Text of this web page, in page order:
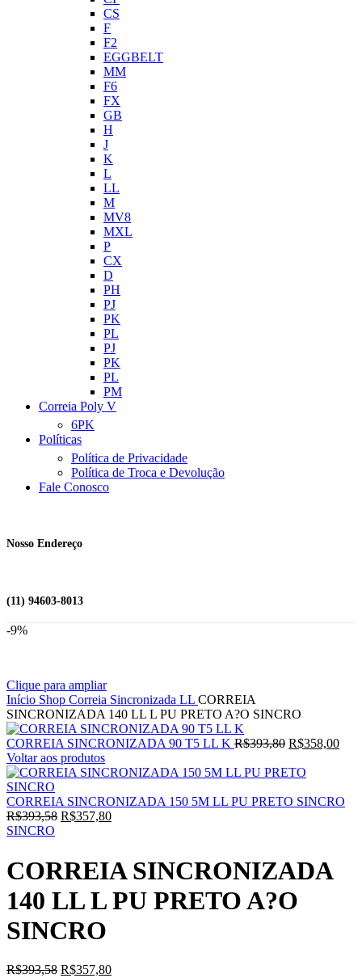
CS
F
F2
EGGBELT
MM
F6
FX
GB
H
J
K
L
LL
M
MV8
MXL
P
CX
D
PH
PJ
PK
PL
PJ
PK
PL
PM
Correia Poly V
6PK
Políticas
Política de Privacidade
Política de Troca e Devolução
Fale Conosco
Nosso Endereço
(11) 94603-8013
-9%
Clique para ampliar
Início Shop Correia Sincronizada LL CORREIA
SINCRONIZADA 140 LL L PU PRETO A?O SINCRO
CORREIA SINCRONIZADA 90 T5 LL K R$393,80 O
original
R$393,80.
R$358,00O
Voltar aos produtos
CORREIA SINCRONIZADA 150 5M LL PU PRETO SINCRO
R$393,58 O
era:
R$393,58.
R$357,80O
é:
R$357,80.
SINCRO
CORREIA SINCRONIZADA
140 LL L PU PRETO A?O
SINCRO
R$393,58 O
R$357,80O